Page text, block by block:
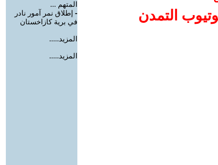
التمدن
المتهم ...
- إطلاق نمر آمور نادر
في برية كازاخستان
المزيد.....
المزيد.....